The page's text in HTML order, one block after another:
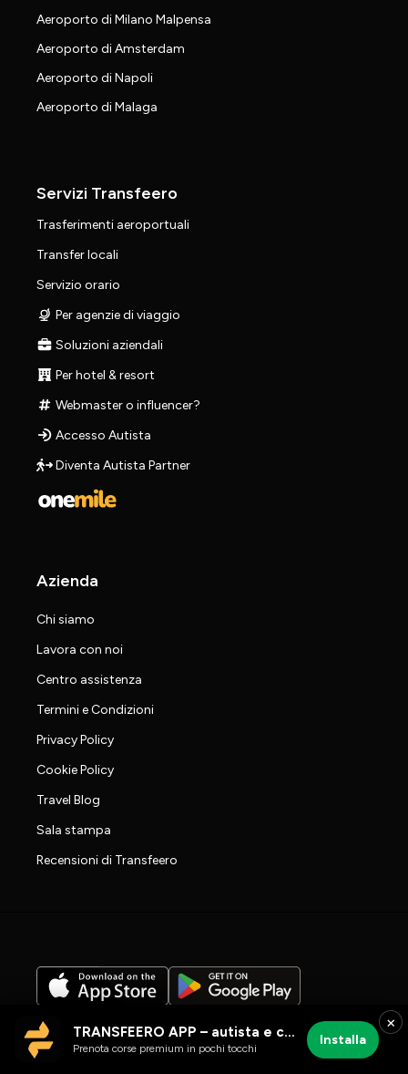
Aeroporto di Milano Malpensa
Aeroporto di Amsterdam
Aeroporto di Napoli
Aeroporto di Malaga
Servizi Transfeero
Trasferimenti aeroportuali
Transfer locali
Servizio orario
Per agenzie di viaggio
Soluzioni aziendali
Per hotel & resort
Webmaster o influencer?
Accesso Autista
Diventa Autista Partner
Azienda
Chi siamo
Lavora con noi
Centro assistenza
Termini e Condizioni
Privacy Policy
Cookie Policy
Travel Blog
Sala stampa
Recensioni di Transfeero
×
TRANSFEERO APP – autista e corse aeroportuali
Prenota corse premium in pochi tocchi
Installa